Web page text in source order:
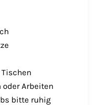
Arbeiten
bitte ruhig